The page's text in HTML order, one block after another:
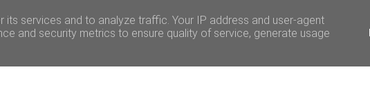
services and to analyze traffic. Your IP address and user-agent
and security metrics to ensure quality of service, generate usage